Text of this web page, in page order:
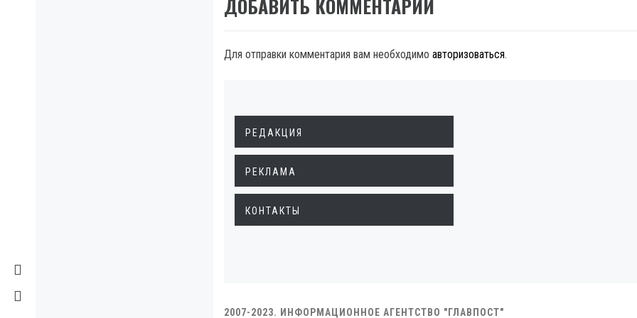
ДОБАВИТЬ КОММЕНТАРИЙ
Для отправки комментария вам необходимо авторизоваться.
РЕДАКЦИЯ
РЕКЛАМА
КОНТАКТЫ
2007-2023. ИНФОРМАЦИОННОЕ АГЕНТСТВО "ГЛАВПОСТ"